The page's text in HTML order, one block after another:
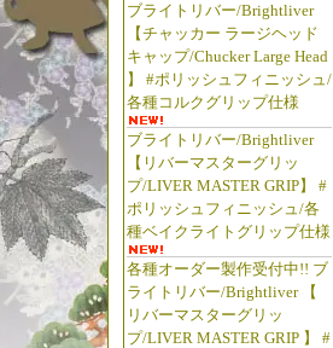
ブライトリバー/Brightliver
【チャッカー ラージヘッド
キャップ/Chucker Large Head
】 #ポリッシュフィニッシュ/
各種コルクグリップ仕様
ブライトリバー/Brightliver
【リバーマスターグリッ
プ/LIVER MASTER GRIP】 #
ポリッシュフィニッシュ/各
種ベイクライトグリップ仕様
各種オーダー製作受付中!! ブ
ライトリバー/Brightliver 【
リバーマスターグリッ
プ/LIVER MASTER GRIP 】 #